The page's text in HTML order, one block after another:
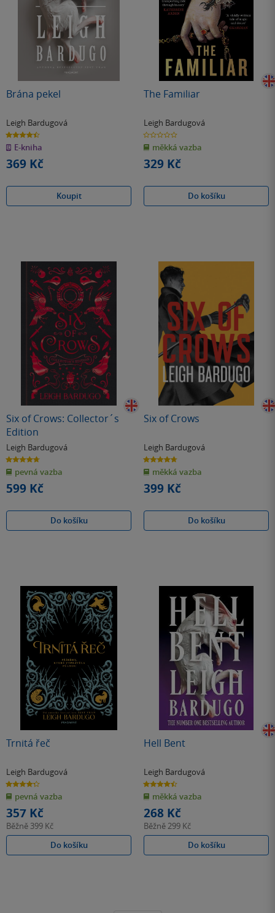
Brána pekel
Leigh Bardugová
4.5
z
5
hvězdiček
E-kniha
369 Kč
Koupit
The Familiar
Leigh Bardugová
0.0
z
5
hvězdiček
měkká vazba
329 Kč
Do košíku
Six of Crows: Collector´s
Edition
Leigh Bardugová
4.7
z
5
hvězdiček
pevná vazba
599 Kč
Do košíku
Six of Crows
Leigh Bardugová
4.7
z
5
hvězdiček
měkká vazba
399 Kč
Do košíku
Trnitá řeč
Leigh Bardugová
4.3
z
5
hvězdiček
pevná vazba
357 Kč
Běžně 399 Kč
Do košíku
Hell Bent
Leigh Bardugová
4.5
z
5
hvězdiček
měkká vazba
268 Kč
Běžně299 Kč
Do košíku